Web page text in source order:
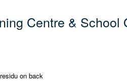
Centre & School
on back